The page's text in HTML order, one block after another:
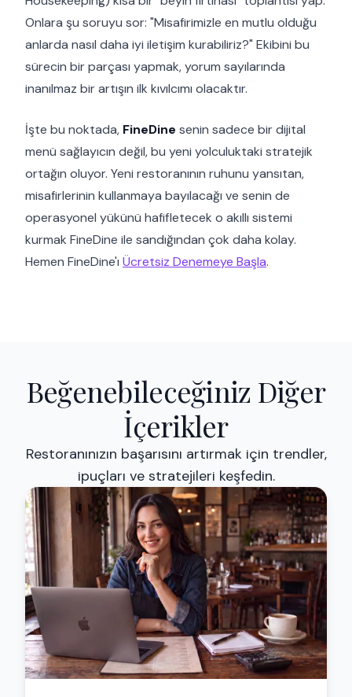
Onlara şu soruyu sor: "Misafirimizle en mutlu olduğu
anlarda nasıl daha iyi iletişim kurabiliriz?" Ekibini bu
sürecin bir parçası yapmak, yorum sayılarında
inanılmaz bir artışın ilk kıvılcımı olacaktır.
İşte bu noktada, FineDine senin sadece bir dijital
menü sağlayıcın değil, bu yeni yolculuktaki stratejik
ortağın oluyor. Yeni restoranının ruhunu yansıtan,
misafirlerinin kullanmaya bayılacağı ve senin de
operasyonel yükünü hafifletecek o akıllı sistemi
kurmak FineDine ile sandığından çok daha kolay.
Hemen FineDine'ı Ücretsiz Denemeye Başla.
Beğenebileceğiniz Diğer
İçerikler
Restoranınızın başarısını artırmak için trendler,
ipuçları ve stratejileri keşfedin.